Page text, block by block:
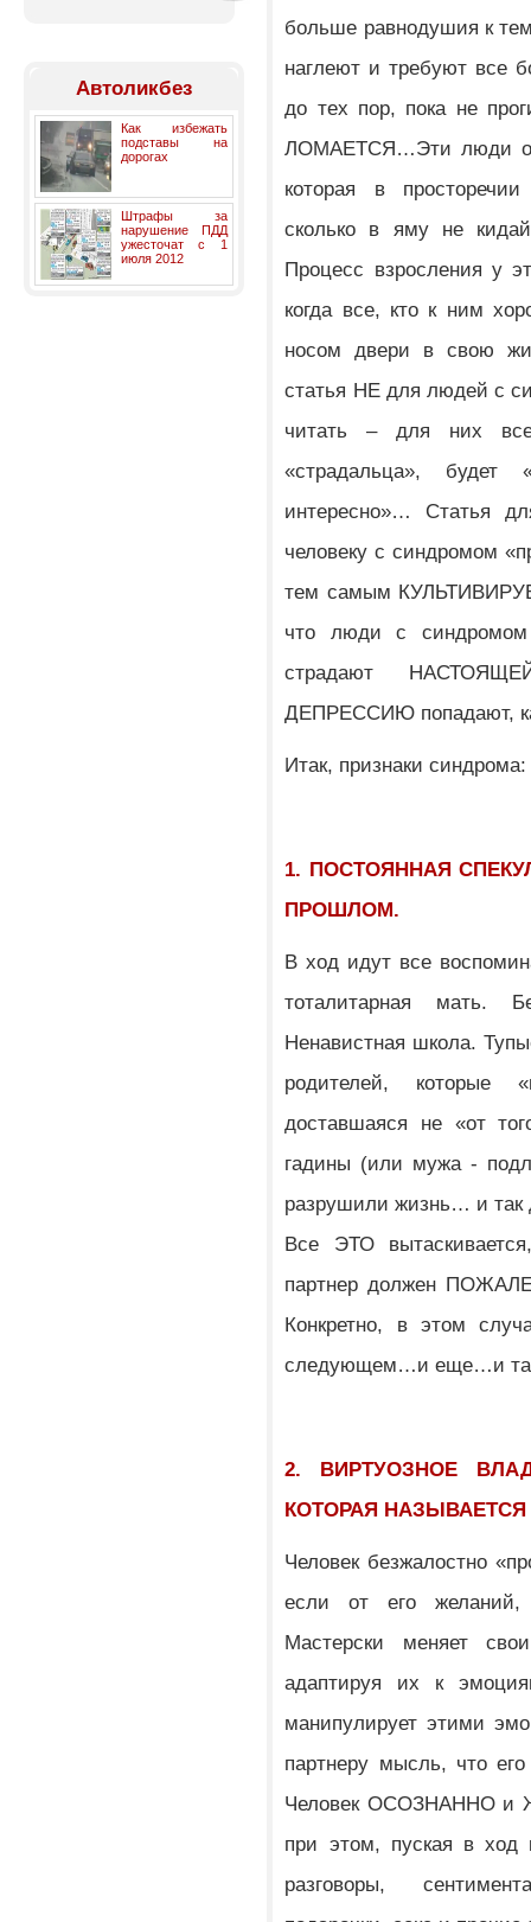
Автоликбез
Как избежать
подставы на
дорогах
Штрафы за
нарушение ПДД
ужесточат с 1
июля 2012
больше равнодушия к
наглеют и требуют все
до тех пор, пока не
ЛОМАЕТСЯ…Эти люди
которая в
сколько в яму не
Процесс взросления у
когда все, кто к ним
носом двери в свою
статья НЕ для людей с
читать – для них
«страдальца»,
интересно»… Статья
человеку с синдромом
тем самым
что люди с синдромом
страдают
ДЕПРЕССИЮ попадают,
Итак, признаки синдрома:
1. ПОСТОЯННАЯ
ПРОШЛОМ.
В ход идут все
тоталитарная мать.
Ненавистная школа.
родителей, которые
доставшаяся не «от
гадины (или мужа -
разрушили жизнь… и так
Все ЭТО
партнер должен
Конкретно, в этом
следующем…и еще…и
2. ВИРТУОЗНОЕ
КОТОРАЯ
Человек безжалостно
если от его желаний,
Мастерски меняет
адаптируя их к
манипулирует этими
партнеру мысль, что
Человек ОСОЗНАННО и
при этом, пуская в ход
разговоры,